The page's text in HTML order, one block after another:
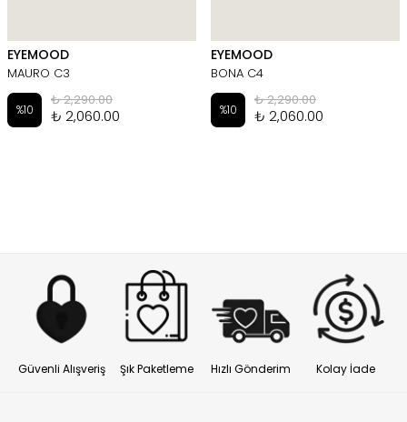
EYEMOOD
MAURO C3
%10
₺ 2,290.00
₺ 2,060.00
EYEMOOD
BONA C4
%10
₺ 2,290.00
₺ 2,060.00
Güvenli Alışveriş Şık Paketleme Hızlı Gönderim Kolay İade